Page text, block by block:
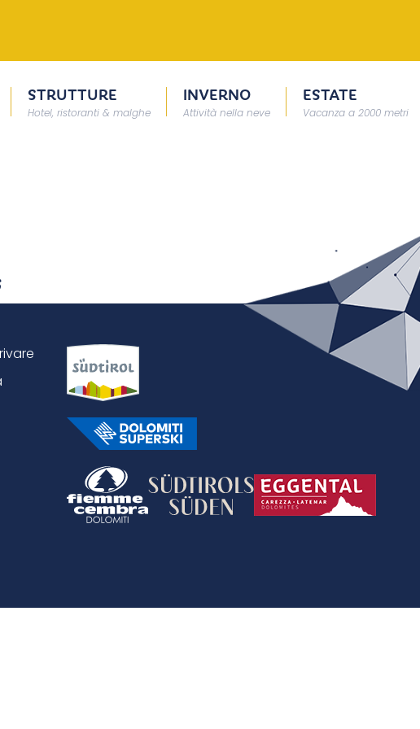
STRUTTURE
Hotel, ristoranti & malghe
INVERNO
Attività nella neve
ESTATE
Vacanza a 2000 metri